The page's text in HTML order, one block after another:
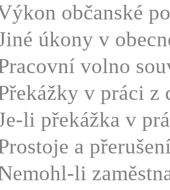
občanské
úkony v
volno
v práci z
li překážka v
a
li